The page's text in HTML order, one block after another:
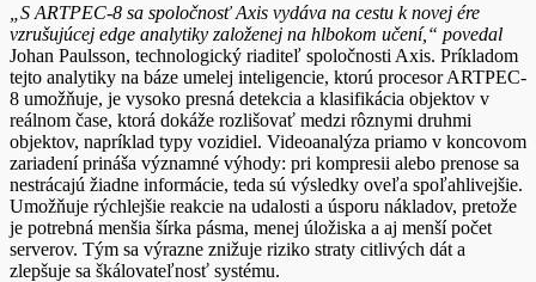
„S ARTPEC-8 sa spoločnosť Axis vydáva na cestu k novej ére
vzrušujúcej edge analytiky založenej na hlbokom učení,“ povedal
Johan Paulsson, technologický riaditeľ spoločnosti Axis. Príkladom
tejto analytiky na báze umelej inteligencie, ktorú procesor ARTPEC-
8 umožňuje, je vysoko presná detekcia a klasifikácia objektov v
reálnom čase, ktorá dokáže rozlišovať medzi rôznymi druhmi
objektov, napríklad typy vozidiel. Videoanalýza priamo v koncovom
zariadení prináša významné výhody: pri kompresii alebo prenose sa
nestrácajú žiadne informácie, teda sú výsledky oveľa spoľahlivejšie.
Umožňuje rýchlejšie reakcie na udalosti a úsporu nákladov, pretože
je potrebná menšia šírka pásma, menej úložiska a aj menší počet
serverov. Tým sa výrazne znižuje riziko straty citlivých dát a
zlepšuje sa škálovateľnosť systému.